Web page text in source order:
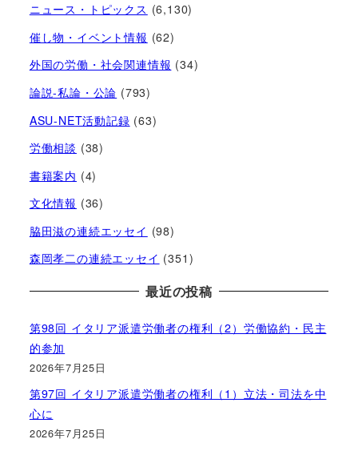
ニュース・トピックス (6,130)
催し物・イベント情報 (62)
外国の労働・社会関連情報 (34)
論説-私論・公論 (793)
ASU-NET活動記録 (63)
労働相談 (38)
書籍案内 (4)
文化情報 (36)
脇田滋の連続エッセイ (98)
森岡孝二の連続エッセイ (351)
最近の投稿
第98回 イタリア派遣労働者の権利（2）労働協約・民主
的参加
2026年7月25日
第97回 イタリア派遣労働者の権利（1）立法・司法を中
心に
2026年7月25日